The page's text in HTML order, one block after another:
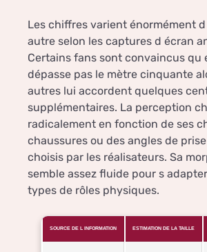
Les chiffres varient énormément
autre selon les captures d écran
Certains fans sont convaincus qu
dépasse pas le mètre cinquante
autres lui accordent quelques
supplémentaires. La perception
radicalement en fonction de ses
chaussures ou des angles de
choisis par les réalisateurs. Sa
semble assez fluide pour s
types de rôles physiques.
SOURCE DE L INFORMATION ESTIMATION DE LA TAILLE